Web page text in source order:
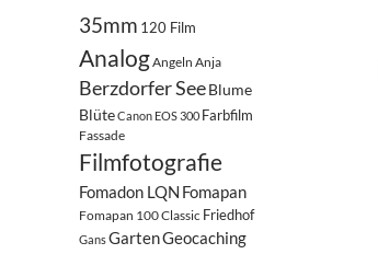
35mm 120 Film
AnalogAngeln Anja
Berzdorfer SeeBlume
BlüteCanon EOS 300 Farbfilm
Fassade
Filmfotografie
Fomadon LQN Fomapan
Fomapan 100 Classic Friedhof
GansGartenGeocaching